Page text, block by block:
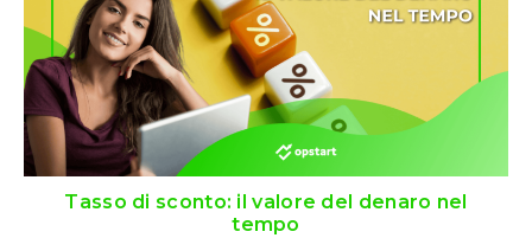
Tasso di sconto: il valore del denaro nel
tempo